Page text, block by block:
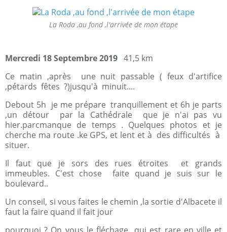
La Roda ,au fond ,l'arrivée de mon étape
Mercredi 18 Septembre 2019 41,5 km
Ce matin ,après une nuit passable ( feux d'artifice
,pétards fêtes ?)jusqu'à minuit....
Debout 5h je me prépare tranquillement et 6h je parts
,un détour par la Cathédrale que je n'ai pas vu
hier.parcmanque de temps . Quelques photos et je
cherche ma route .ke GPS, et lent et à des difficultés à
situer.
Il faut que je sors des rues étroites et grands
immeubles. C'est chose faite quand je suis sur le
boulevard..
Un conseil, si vous faites le chemin ,la sortie d'Albacete il
faut la faire quand il fait jour